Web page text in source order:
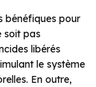
bénéfiques pour
soit pas
libérés
le système
En outre,